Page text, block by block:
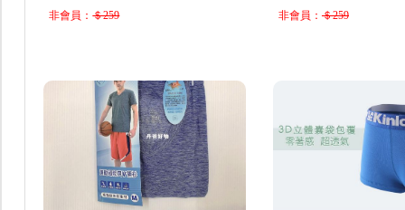
非會員：＄259 非會員： ＄259